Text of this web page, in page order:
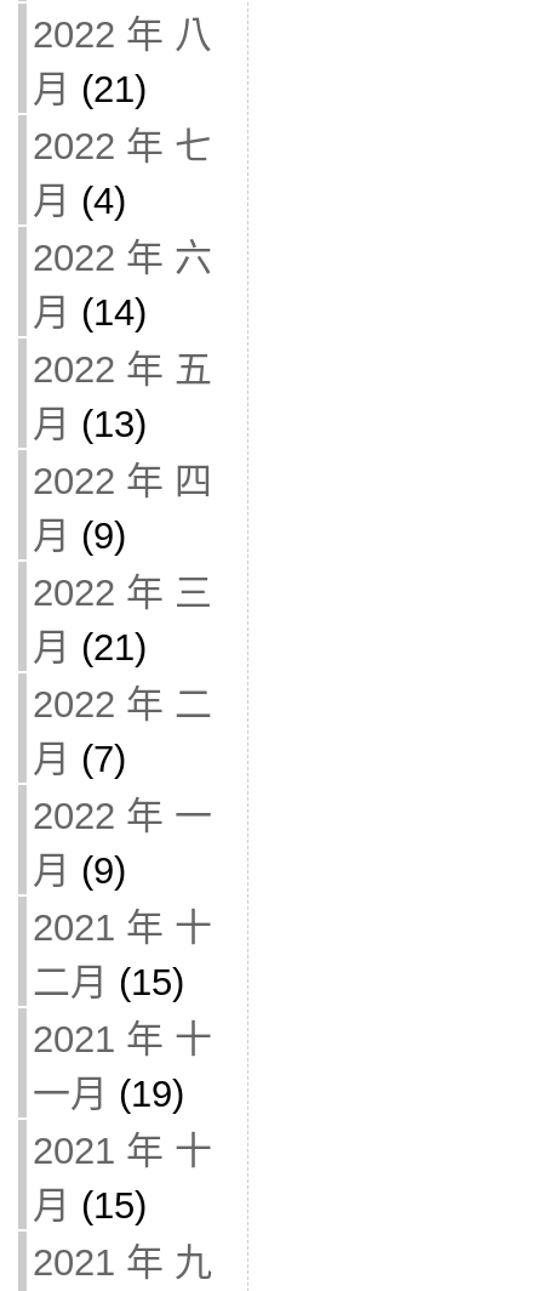
2022 年 八
月 (21)
2022 年 七
月 (4)
2022 年 六
月 (14)
2022 年 五
月 (13)
2022 年 四
月 (9)
2022 年 三
月 (21)
2022 年 二
月 (7)
2022 年 一
月 (9)
2021 年 十
二月 (15)
2021 年 十
一月 (19)
2021 年 十
月 (15)
2021 年 九